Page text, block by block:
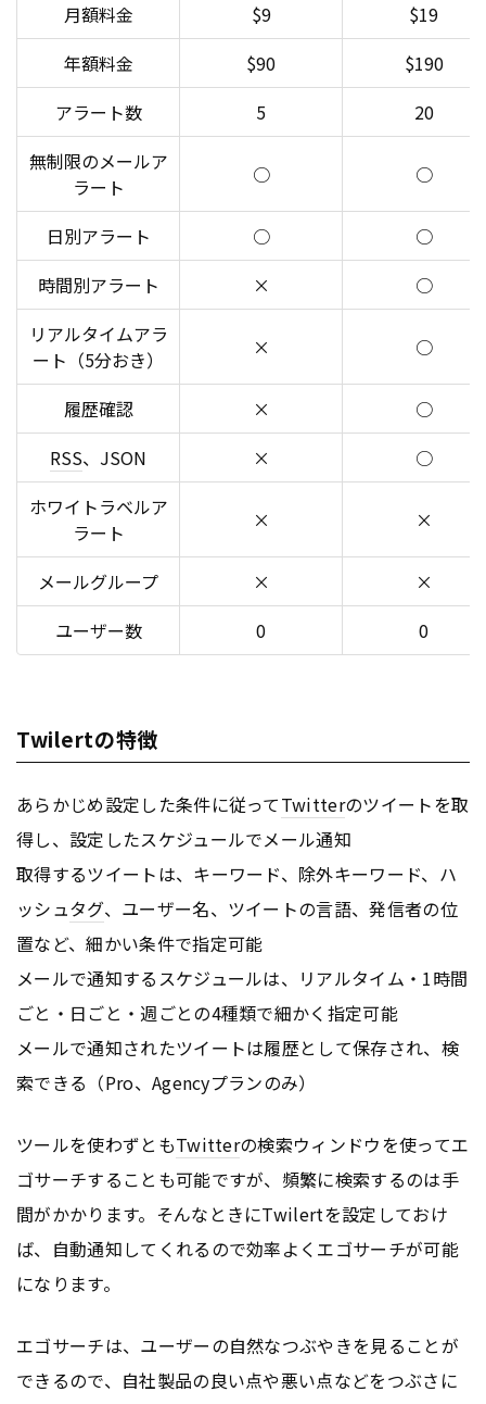
月額料金
$9
$19
年額料金
$90
$190
アラート数
5
20
無制限のメールア
ラート
○ ○
日別アラート ○
○
時間別アラート
×
○
リアルタイムアラ
ート（5分おき）
× ○
履歴確認 ×
○
RSS、JSON ×
○
ホワイトラベルア
ラート
× ×
メールグループ ×
×
ユーザー数
0 0
Twilertの特徴
あらかじめ設定した条件に従ってTwitterのツイートを取
得し、設定したスケジュールでメール通知
取得するツイートは、キーワード、除外キーワード、ハ
ッシュタグ、ユーザー名、ツイートの言語、発信者の位
置など、細かい条件で指定可能
メールで通知するスケジュールは、リアルタイム・1時間
ごと・日ごと・週ごとの4種類で細かく指定可能
メールで通知されたツイートは履歴として保存され、検
索できる（Pro、Agencyプランのみ）
ツールを使わずともTwitterの検索ウィンドウを使ってエ
ゴサーチすることも可能ですが、頻繁に検索するのは手
間がかかります。そんなときにTwilertを設定しておけ
ば、自動通知してくれるので効率よくエゴサーチが可能
になります。
エゴサーチは、ユーザーの自然なつぶやきを見ることが
できるので、自社製品の良い点や悪い点などをつぶさに